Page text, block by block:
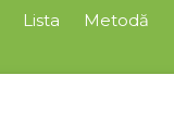
Lista Metodă